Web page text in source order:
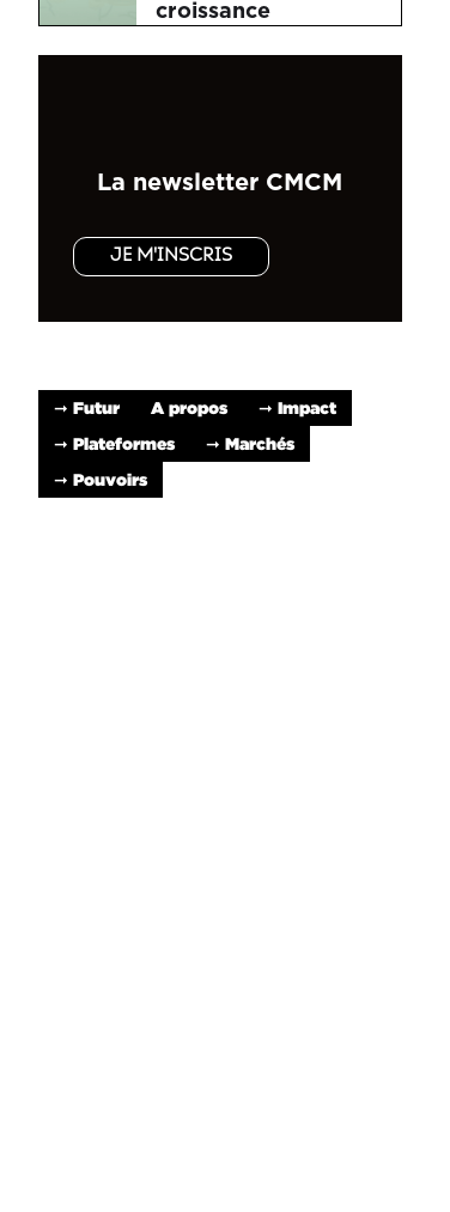
croissance
La newsletter CMCM
JE M'INSCRIS
➞ Futur A propos
➞ Impact
➞ Plateformes
➞ Marchés
➞ Pouvoirs